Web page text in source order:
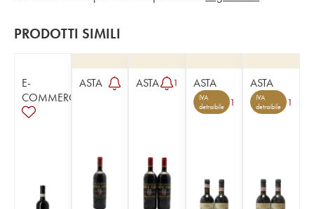
PRODOTTI SIMILI
E-
COMMERCE
ASTA ASTA 1 ASTA
IVA
detraibile
1
ASTA
IVA
detraibile
1